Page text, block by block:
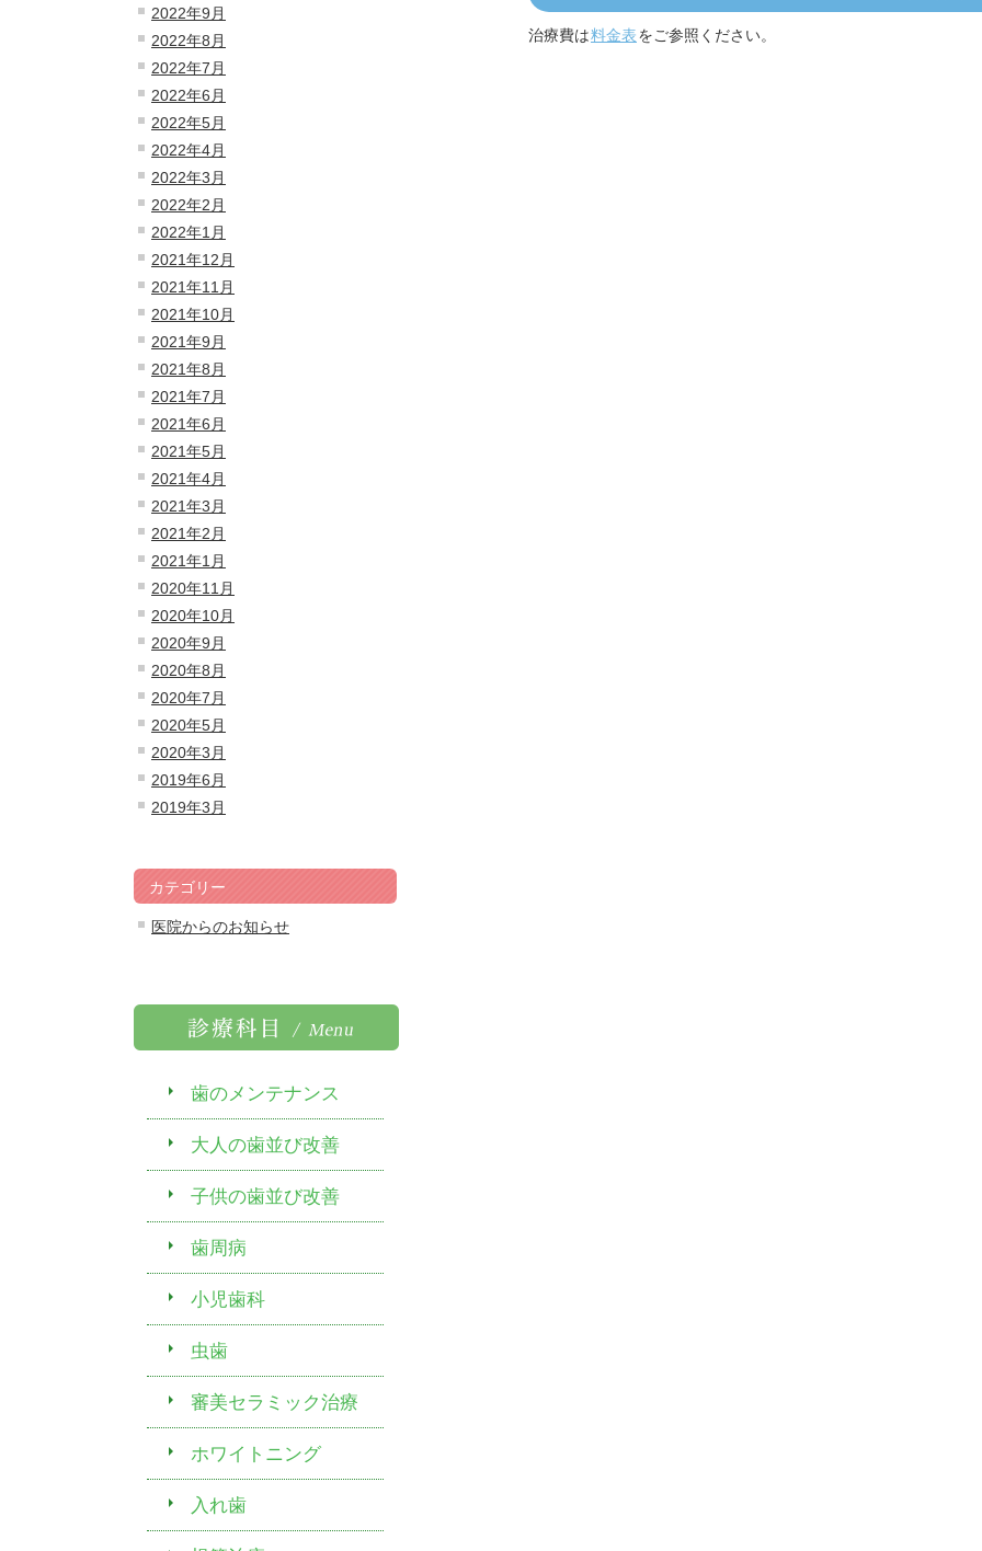
2022年9月
2022年8月
2022年7月
2022年6月
2022年5月
2022年4月
2022年3月
2022年2月
2022年1月
2021年12月
2021年11月
2021年10月
2021年9月
2021年8月
2021年7月
2021年6月
2021年5月
2021年4月
2021年3月
2021年2月
2021年1月
2020年11月
2020年10月
2020年9月
2020年8月
2020年7月
2020年5月
2020年3月
2019年6月
2019年3月
カテゴリー
医院からのお知らせ
歯のメンテナンス
大人の歯並び改善
子供の歯並び改善
歯周病
小児歯科
虫歯
審美セラミック治療
ホワイトニング
入れ歯
治療費は料金表をご参照ください。